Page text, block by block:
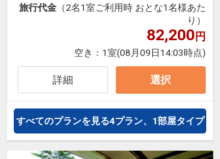
す
２泊目より１泊につきおひとり様１，０
※割引適用後のご旅行代金は、カレンダ
ーからお進みいただいた後表示される
さい。
※宿泊期間中すべての日において人数・
旅行代金 （2名1室ご利用時 おとな1名様あた
り）
82,200円
空き： 1室(08月09日14:03時点)
詳細 選択
すべてのプランを見る4プラン、1部屋タイプ